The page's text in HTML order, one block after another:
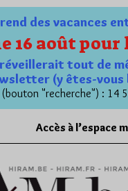
des vacances
16 août
tout de
(y êtes-vous
"recherche") : 14
Accès à l’espace